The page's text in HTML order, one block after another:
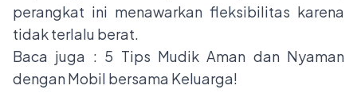
perangkat ini menawarkan fleksibilitas karena
tidak terlalu berat.
Baca juga : 5 Tips Mudik Aman dan Nyaman
dengan Mobil bersama Keluarga!